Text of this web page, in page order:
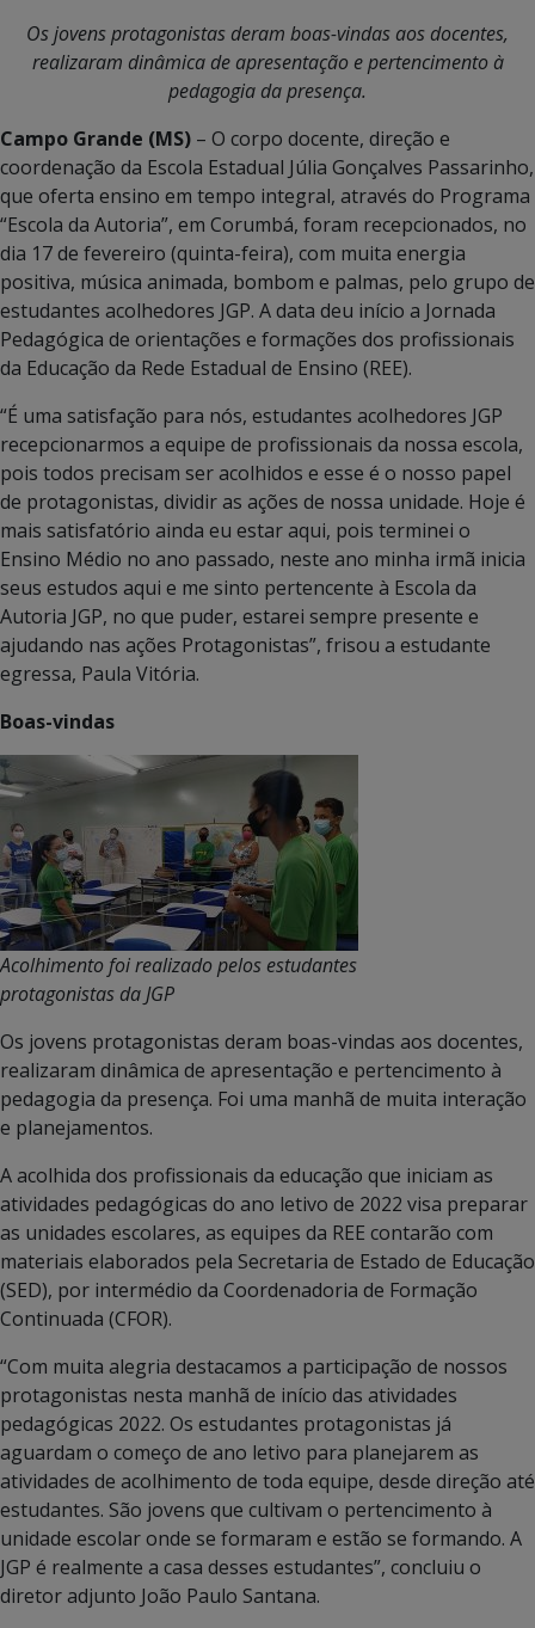
Os jovens protagonistas deram boas-vindas aos docentes,
realizaram dinâmica de apresentação e pertencimento à
pedagogia da presença.
Campo Grande (MS) – O corpo docente, direção e
coordenação da Escola Estadual Júlia Gonçalves Passarinho,
que oferta ensino em tempo integral, através do Programa
“Escola da Autoria”, em Corumbá, foram recepcionados, no
dia 17 de fevereiro (quinta-feira), com muita energia
positiva, música animada, bombom e palmas, pelo grupo de
estudantes acolhedores JGP. A data deu início a Jornada
Pedagógica de orientações e formações dos profissionais
da Educação da Rede Estadual de Ensino (REE).
“É uma satisfação para nós, estudantes acolhedores JGP
recepcionarmos a equipe de profissionais da nossa escola,
pois todos precisam ser acolhidos e esse é o nosso papel
de protagonistas, dividir as ações de nossa unidade. Hoje é
mais satisfatório ainda eu estar aqui, pois terminei o
Ensino Médio no ano passado, neste ano minha irmã inicia
seus estudos aqui e me sinto pertencente à Escola da
Autoria JGP, no que puder, estarei sempre presente e
ajudando nas ações Protagonistas”, frisou a estudante
egressa, Paula Vitória.
Boas-vindas
Acolhimento foi realizado pelos estudantes
protagonistas da JGP
Os jovens protagonistas deram boas-vindas aos docentes,
realizaram dinâmica de apresentação e pertencimento à
pedagogia da presença. Foi uma manhã de muita interação
e planejamentos.
A acolhida dos profissionais da educação que iniciam as
atividades pedagógicas do ano letivo de 2022 visa preparar
as unidades escolares, as equipes da REE contarão com
materiais elaborados pela Secretaria de Estado de Educação
(SED), por intermédio da Coordenadoria de Formação
Continuada (CFOR).
“Com muita alegria destacamos a participação de nossos
protagonistas nesta manhã de início das atividades
pedagógicas 2022. Os estudantes protagonistas já
aguardam o começo de ano letivo para planejarem as
atividades de acolhimento de toda equipe, desde direção até
estudantes. São jovens que cultivam o pertencimento à
unidade escolar onde se formaram e estão se formando. A
JGP é realmente a casa desses estudantes”, concluiu o
diretor adjunto João Paulo Santana.